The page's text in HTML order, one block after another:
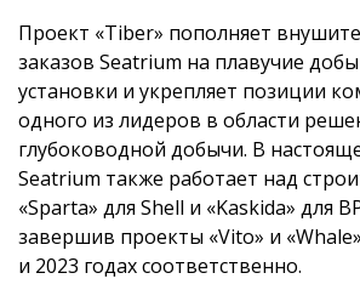
Проект «Tiber» пополняет
заказов Seatrium на плавучие
установки и укрепляет позиции
одного из лидеров в области
глубоководной добычи. В
Seatrium также работает над
«Sparta» для Shell и «Kaskida» для
завершив проекты «Vito» и
и 2023 годах соответственно.